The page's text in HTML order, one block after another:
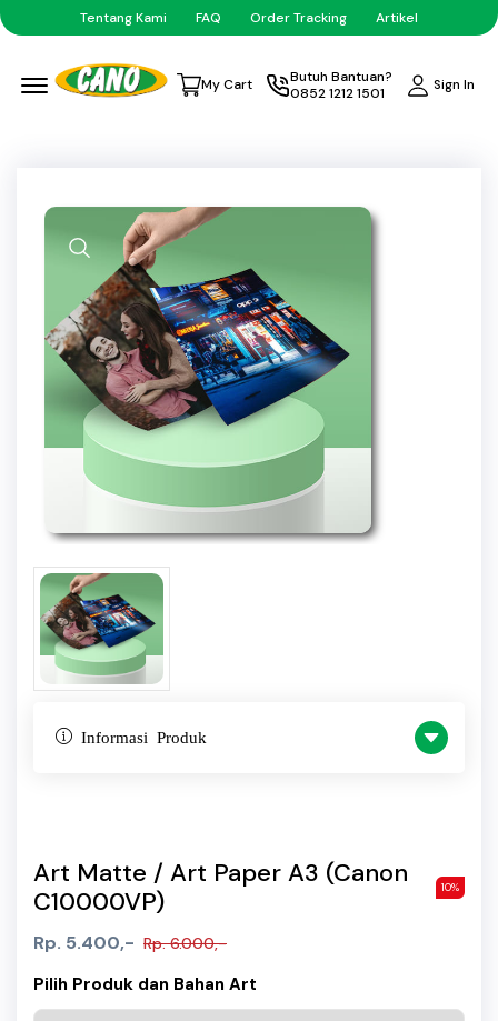
Tentang Kami FAQ Order Tracking Artikel
Menu Open
My Cart
Butuh Bantuan?
0852 1212 1501
Sign In
Informasi Produk
Art Matte / Art Paper A3 (Canon
C10000VP)
10%
Rp. 5.400,- Rp. 6.000,-
Pilih Produk dan Bahan Art